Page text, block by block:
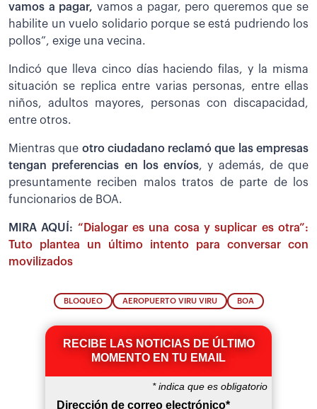
vamos a pagar, vamos a pagar, pero queremos que se
habilite un vuelo solidario porque se está pudriendo los
pollos”, exige una vecina.
Indicó que lleva cinco días haciendo filas, y la misma
situación se replica entre varias personas, entre ellas
niños, adultos mayores, personas con discapacidad,
entre otros.
Mientras que otro ciudadano reclamó que las empresas
tengan preferencias en los envíos, y además, de que
presuntamente reciben malos tratos de parte de los
funcionarios de BOA.
MIRA AQUÍ: “Dialogar es una cosa y suplicar es otra”:
Tuto plantea un último intento para conversar con
movilizados
BLOQUEO AEROPUERTO VIRU VIRU BOA
RECIBE LAS NOTICIAS DE ÚLTIMO
MOMENTO EN TU EMAIL
*indica que es obligatorio
Dirección de correo electrónico*